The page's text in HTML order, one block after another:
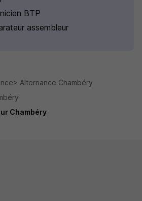
BTP
assembleur
Alternance Chambéry
Chambéry